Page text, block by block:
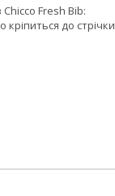
Fresh Bib:
до стрічки